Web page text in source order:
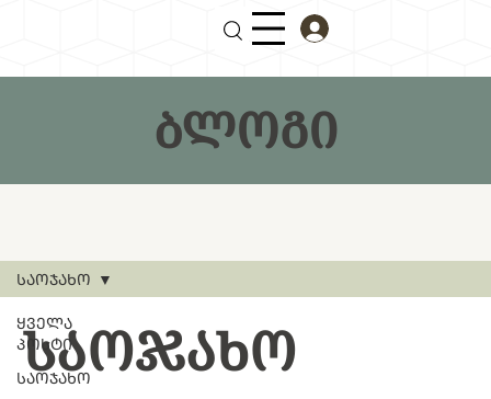
ᲑᲚᲝᲒᲘ
ᲧᲕᲔᲚᲐ
ᲞᲝᲡᲢᲘ
ᲡᲐᲝᲯᲐᲮᲝ
ᲡᲐᲝᲯᲐᲮᲝ
ᲡᲐᲝᲯᲐᲮᲝ